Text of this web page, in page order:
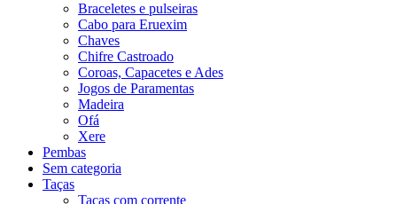
Braceletes e pulseiras
Cabo para Eruexim
Chaves
Chifre Castroado
Coroas, Capacetes e Ades
Jogos de Paramentas
Madeira
Ofá
Xere
Pembas
Sem categoria
Taças
Taças com corrente